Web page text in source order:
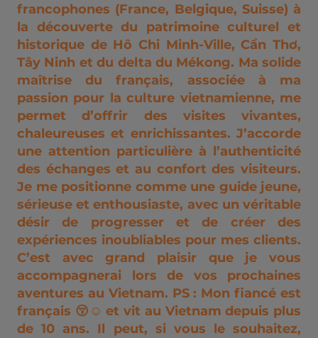
francophones (France, Belgique, Suisse) à
la découverte du patrimoine culturel et
historique de Hô Chi Minh-Ville, Cần Thơ,
Tây Ninh et du delta du Mékong. Ma solide
maîtrise du français, associée à ma
passion pour la culture vietnamienne, me
permet d’offrir des visites vivantes,
chaleureuses et enrichissantes. J’accorde
une attention particulière à l’authenticité
des échanges et au confort des visiteurs.
Je me positionne comme une guide jeune,
sérieuse et enthousiaste, avec un véritable
désir de progresser et de créer des
expériences inoubliables pour mes clients.
C’est avec grand plaisir que je vous
accompagnerai lors de vos prochaines
aventures au Vietnam. PS : Mon fiancé est
français 😚☺️ et vit au Vietnam depuis plus
de 10 ans. Il peut, si vous le souhaitez,